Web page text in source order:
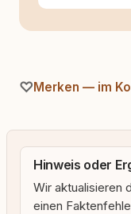
Merken — im
Hinweis oder
Wir aktualisieren
einen